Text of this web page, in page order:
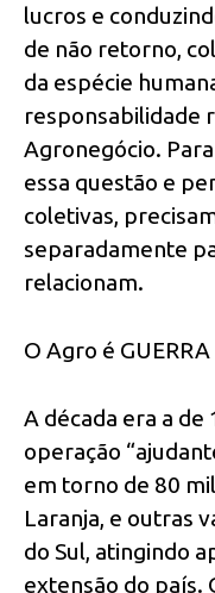
lucros e
de não retorno,
da espécie
responsabilidade
Agronegócio.
essa questão e
coletivas,
separadamente
relacionam.
O Agro é GUERRA
A década era a de
operação
em torno de 80
Laranja, e outras
do Sul, atingindo
extensão do país.